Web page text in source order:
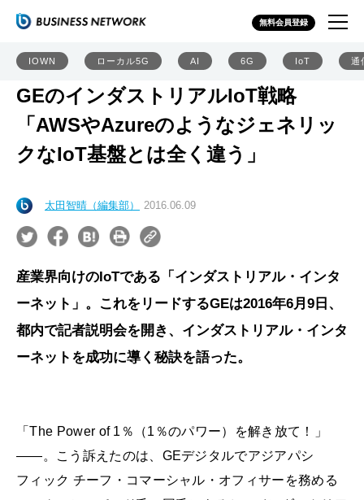
無料会員登録
IOWN ローカル5G AI 6G IoT 通
GEのインダストリアルIoT戦略
「AWSやAzureのようなジェネリッ
クなIoT基盤とは全く違う」
太田智晴（編集部） 2016.06.09
産業界向けのIoTである「インダストリアル・インタ
ーネット」。これをリードするGEは2016年6月9日、
都内で記者説明会を開き、インダストリアル・インタ
ーネットを成功に導く秘訣を語った。
「The Power of 1％（1％のパワー）を解き放て！」
――。こう訴えたのは、GEデジタルでアジアパシ
フィック チーフ・コマーシャル・オフィサーを務める